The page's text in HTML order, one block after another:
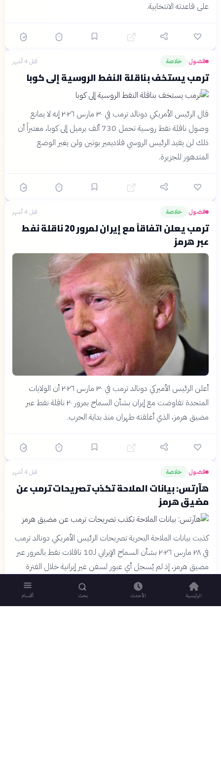
على قاعدته الانتخابية.
فضول› خلاصة قبل 4 أشهر
ترمب يستخف بناقلة النفط الروسية إلى كوبا
قال الرئيس الأمريكي دونالد ترمب في ٣٠ مارس ٢٠٢٦ إنه لا يمانع
وصول ناقلة نفط روسية تحمل 730 ألف برميل إلى كوبا، معتبراً أن
ذلك لن يفيد الرئيس الروسي فلاديمير بوتين ولن يغير الوضع
المتدهور للجزيرة.
فضول› خلاصة قبل 4 أشهر
ترمب يعلن اتفاقاً مع إيران لمرور 20 ناقلة نفط
عبر هرمز
أعلن الرئيس الأميركي دونالد ترمب في ٣٠ مارس ٢٠٢٦ أن الولايات
المتحدة تفاوضت مع إيران بشأن السماح بمرور ٢٠ ناقلة نفط عبر
مضيق هرمز، الذي أغلقته طهران منذ بداية الحرب.
فضول› خلاصة قبل 4 أشهر
هآرتس: بيانات الملاحة تكذب تصريحات ترمب عن
مضيق هرمز
كذبت بيانات الملاحة البحرية تصريحات الرئيس الأمريكي دونالد ترمب
في ٢٨ مارس ٢٠٢٦ بشأن السماح الإيراني لـ10 ناقلات نفط بالمرور عبر
مضيق هرمز، إذ لم يُسجل أي عبور لسفن غير إيرانية خلال الفترة
المذكورة.
الرئيسية الأحدث بحث أقسام